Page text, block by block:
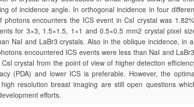
of incidence angle. In orthogonal incidence in four
photons encounters the ICS event in CsI crystal was
for 3×3, 1.5×1.5, 1×1 and 0.5×0.5 mm2 crystal pixel
NaI and LaBr3 crystals. Also in the oblique incidence, in
encountered ICS events were less than NaI and
crystal from the point of view of higher detection
(PDA) and lower ICS is preferable. However, the
resolution breast imaging are still open questions
efforts.